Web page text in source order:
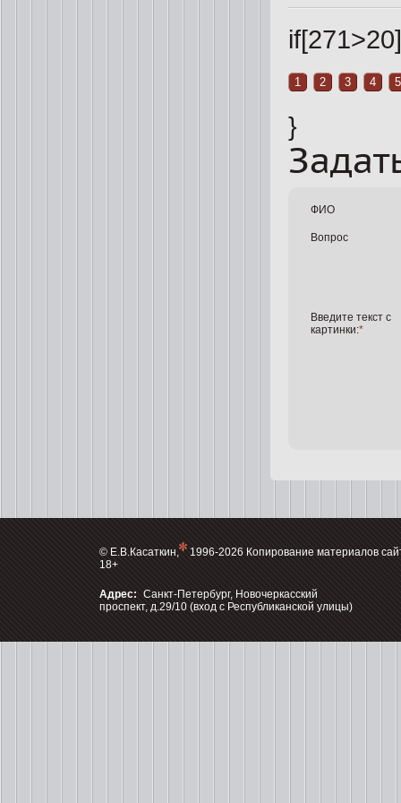
1 2 3 4 5
}
ФИО
Вопрос
Введите текст с
картинки:*
Адрес: Санкт-Петербург, Новочеркасский
проспект, д.29/10 (вход с Республиканской улицы)
© Е.В.Касаткин,
1996-2026 Копирование материалов
18+